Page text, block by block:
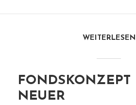
WEITERLESEN
FONDSKONZEPT
NEUER